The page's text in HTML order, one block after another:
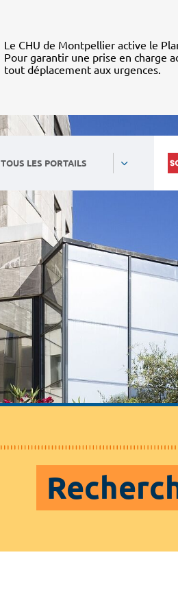
Le CHU de Montpellier active le
Pour garantir une prise en charge
tout déplacement aux urgences.
TOUS LES PORTAILS